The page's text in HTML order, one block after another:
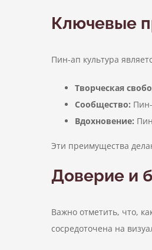
Ключевые
Пин-ап культура
Творческая
Сообщество:
Вдохновение:
Эти преимущества
Доверие и
Важно отметить, что,
сосредоточена на